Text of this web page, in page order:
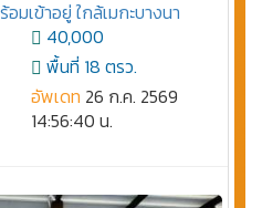
มเข้าอยู่ ใกล้เมกะบางนา
40,000
พื้นที่ 18 ตรว.
อัพเดท 26 ก.ค. 2569
14:56:40 น.